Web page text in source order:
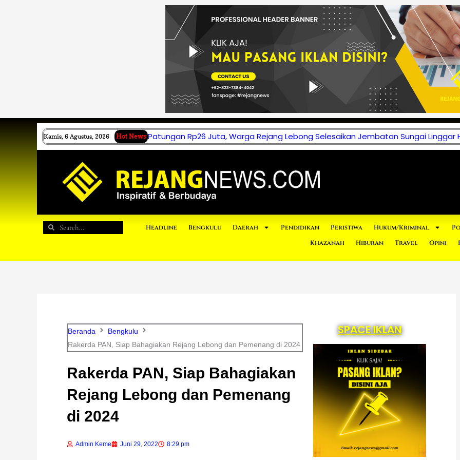
Kamis, 6 Agustus, 2026 Hot News Patungan Rp26 Juta, Warga Rejang Lebong Selesaikan Jembatan Sungai Linggar
Search
Search Headline Bengkulu Daerah Pendidikan Peristiwa Hukum/Kriminal
Khazanah
Hiburan Travel Opini
Beranda
Bengkulu
Rakerda PAN, Siap Bahagiakan Rejang Lebong dan Pemenang di 2024
Rakerda PAN, Siap Bahagiakan
Rejang Lebong dan Pemenang
di 2024
Admin Keme Juni 29, 2022 8:29 pm
SPACE IKLAN